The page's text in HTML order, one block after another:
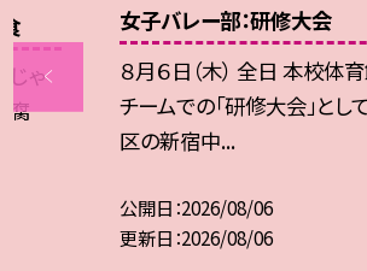
じゃ
腐
女子バレー部：研修大会
８月６日（木） 全日 本校体
チームでの「研修大会」とし
区の新宿中...
公開日 2026/08/06
更新日 2026/08/06